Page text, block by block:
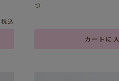
税込
つ
カートに